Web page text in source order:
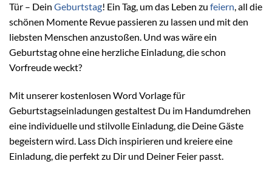
Tür – Dein Geburtstag! Ein Tag, um das Leben zu feiern, all die
schönen Momente Revue passieren zu lassen und mit den
liebsten Menschen anzustoßen. Und was wäre ein
Geburtstag ohne eine herzliche Einladung, die schon
Vorfreude weckt?
Mit unserer kostenlosen Word Vorlage für
Geburtstagseinladungen gestaltest Du im Handumdrehen
eine individuelle und stilvolle Einladung, die Deine Gäste
begeistern wird. Lass Dich inspirieren und kreiere eine
Einladung, die perfekt zu Dir und Deiner Feier passt.